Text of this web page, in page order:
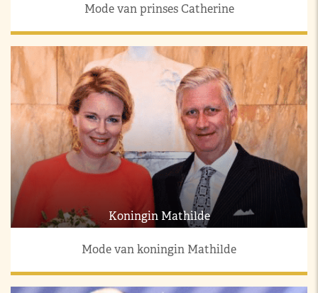
Mode van prinses Catherine
Koningin Mathilde
Mode van koningin Mathilde